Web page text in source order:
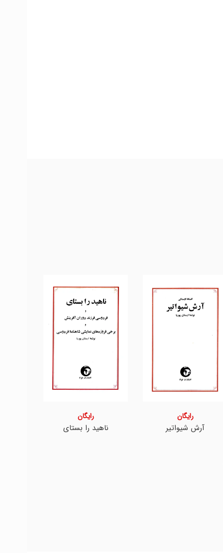
آرش شیواتیر
رایگان
ناهید را بستای
رایگان